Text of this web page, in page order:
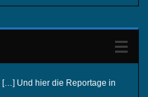
[…] Und hier die Reportage in